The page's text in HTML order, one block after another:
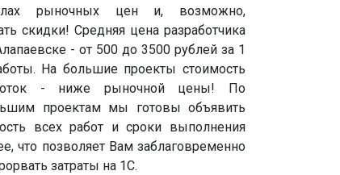
рыночных цен и, возможно,
скидки! Средняя цена разработчика
- от 500 до 3500 рублей за 1
На большие проекты стоимость
- ниже рыночной цены! По
проектам мы готовы объявить
всех работ и сроки выполнения
что позволяет Вам заблаговременно
затраты на 1С.